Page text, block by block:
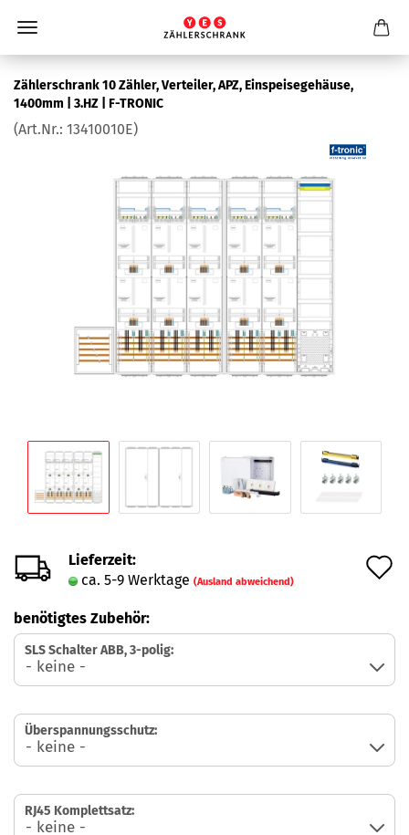
Zäh­ler­schrank 10 Zäh­ler, Ver­tei­ler, APZ, Ein­spei­se­ge­häu­se,
1400mm | 3.HZ | F-​TRONIC
(Art.Nr.: 13410010E)
Lieferzeit:
ca. 5-9 Werktage (Ausland abweichend)
benötigtes Zubehör:
SLS Schalter ABB, 3-polig:
Überspannungsschutz:
RJ45 Komplettsatz: